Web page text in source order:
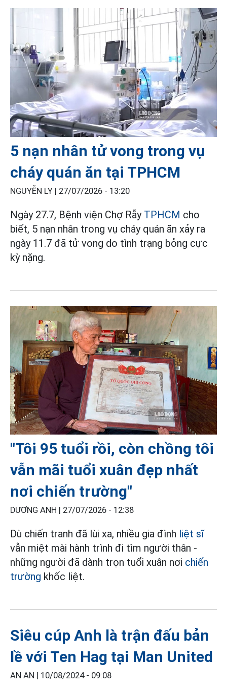
5 nạn nhân tử vong trong vụ
cháy quán ăn tại TPHCM
NGUYỄN LY | 27/07/2026 - 13:20
Ngày 27.7, Bệnh viện Chợ Rẫy TPHCM cho
biết, 5 nạn nhân trong vụ cháy quán ăn xảy ra
ngày 11.7 đã tử vong do tình trạng bỏng cực
kỳ nặng.
"Tôi 95 tuổi rồi, còn chồng tôi
vẫn mãi tuổi xuân đẹp nhất
nơi chiến trường"
DƯƠNG ANH | 27/07/2026 - 12:38
Dù chiến tranh đã lùi xa, nhiều gia đình liệt sĩ
vẫn miệt mài hành trình đi tìm người thân -
những người đã dành trọn tuổi xuân nơi chiến
trường khốc liệt.
Siêu cúp Anh là trận đấu bản
lề với Ten Hag tại Man United
AN AN | 10/08/2024 - 09:08